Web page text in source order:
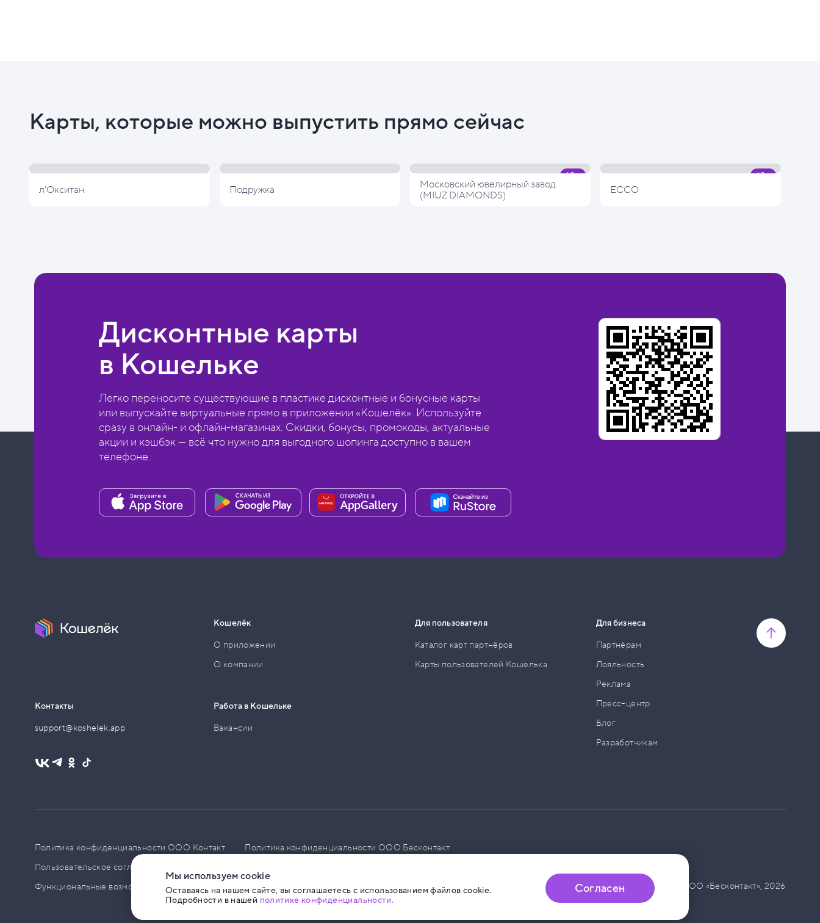
Карты, которые можно выпустить прямо сейчас
л'Окситан Подружка
Московский ювелирный завод
(MIUZ DIAMONDS)
ECCO
Дисконтные карты
в Кошельке
Легко переносите существующие в пластике дисконтные и бонусные карты
или выпускайте виртуальные прямо в приложении «Кошелёк». Используйте
сразу в онлайн- и офлайн-магазинах. Скидки, бонусы, промокоды, актуальные
акции и кэшбэк — всё что нужно для выгодного шопинга доступно в вашем
телефоне.
Контакты
support@koshelek.app
Кошелёк
О приложении
О компании
Работа в Кошельке
Вакансии
Для пользователя
Каталог карт партнёров
Карты пользователей Кошелька
Для бизнеса
Партнёрам
Лояльность
Реклама
Пресс–центр
Блог
Разработчикам
Политика конфиденциальности ООО Контакт
Политика конфиденциальности ООО Бесконтакт
Пользовательское соглашение
Функциональные возможности ПО
© ООО «Бесконтакт», 2026
Мы используем cookie
Оставаясь на нашем сайте, вы соглашаетесь с использованием файлов cookie.
Подробности в нашей политике конфиденциальности.
Согласен